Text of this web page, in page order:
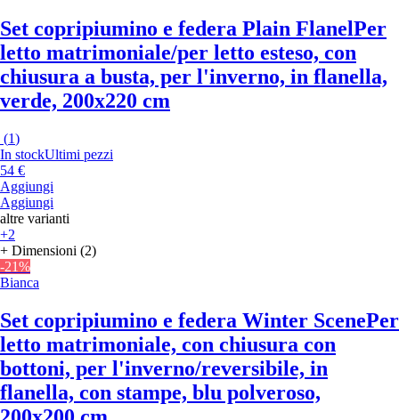
Set copripiumino e federa Plain FlanelPer
letto matrimoniale/per letto esteso, con
chiusura a busta, per l'inverno, in flanella,
verde, 200x220 cm
(1)
In stockUltimi pezzi
54 €
Aggiungi
Aggiungi
altre varianti
+2
+ Dimensioni (2)
-21%
Bianca
Set copripiumino e federa Winter ScenePer
letto matrimoniale, con chiusura con
bottoni, per l'inverno/reversibile, in
flanella, con stampe, blu polveroso,